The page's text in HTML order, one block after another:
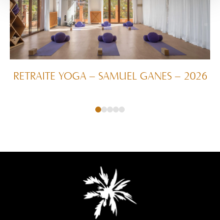
RETRAITE YOGA – SAMUEL GANES – 2026